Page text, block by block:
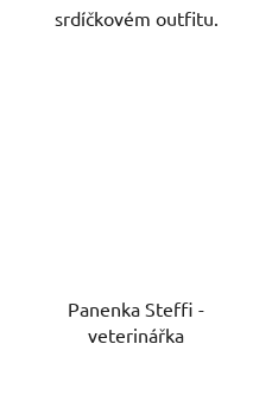
srdíčkovém outfitu.
Panenka Steffi -
veterinářka